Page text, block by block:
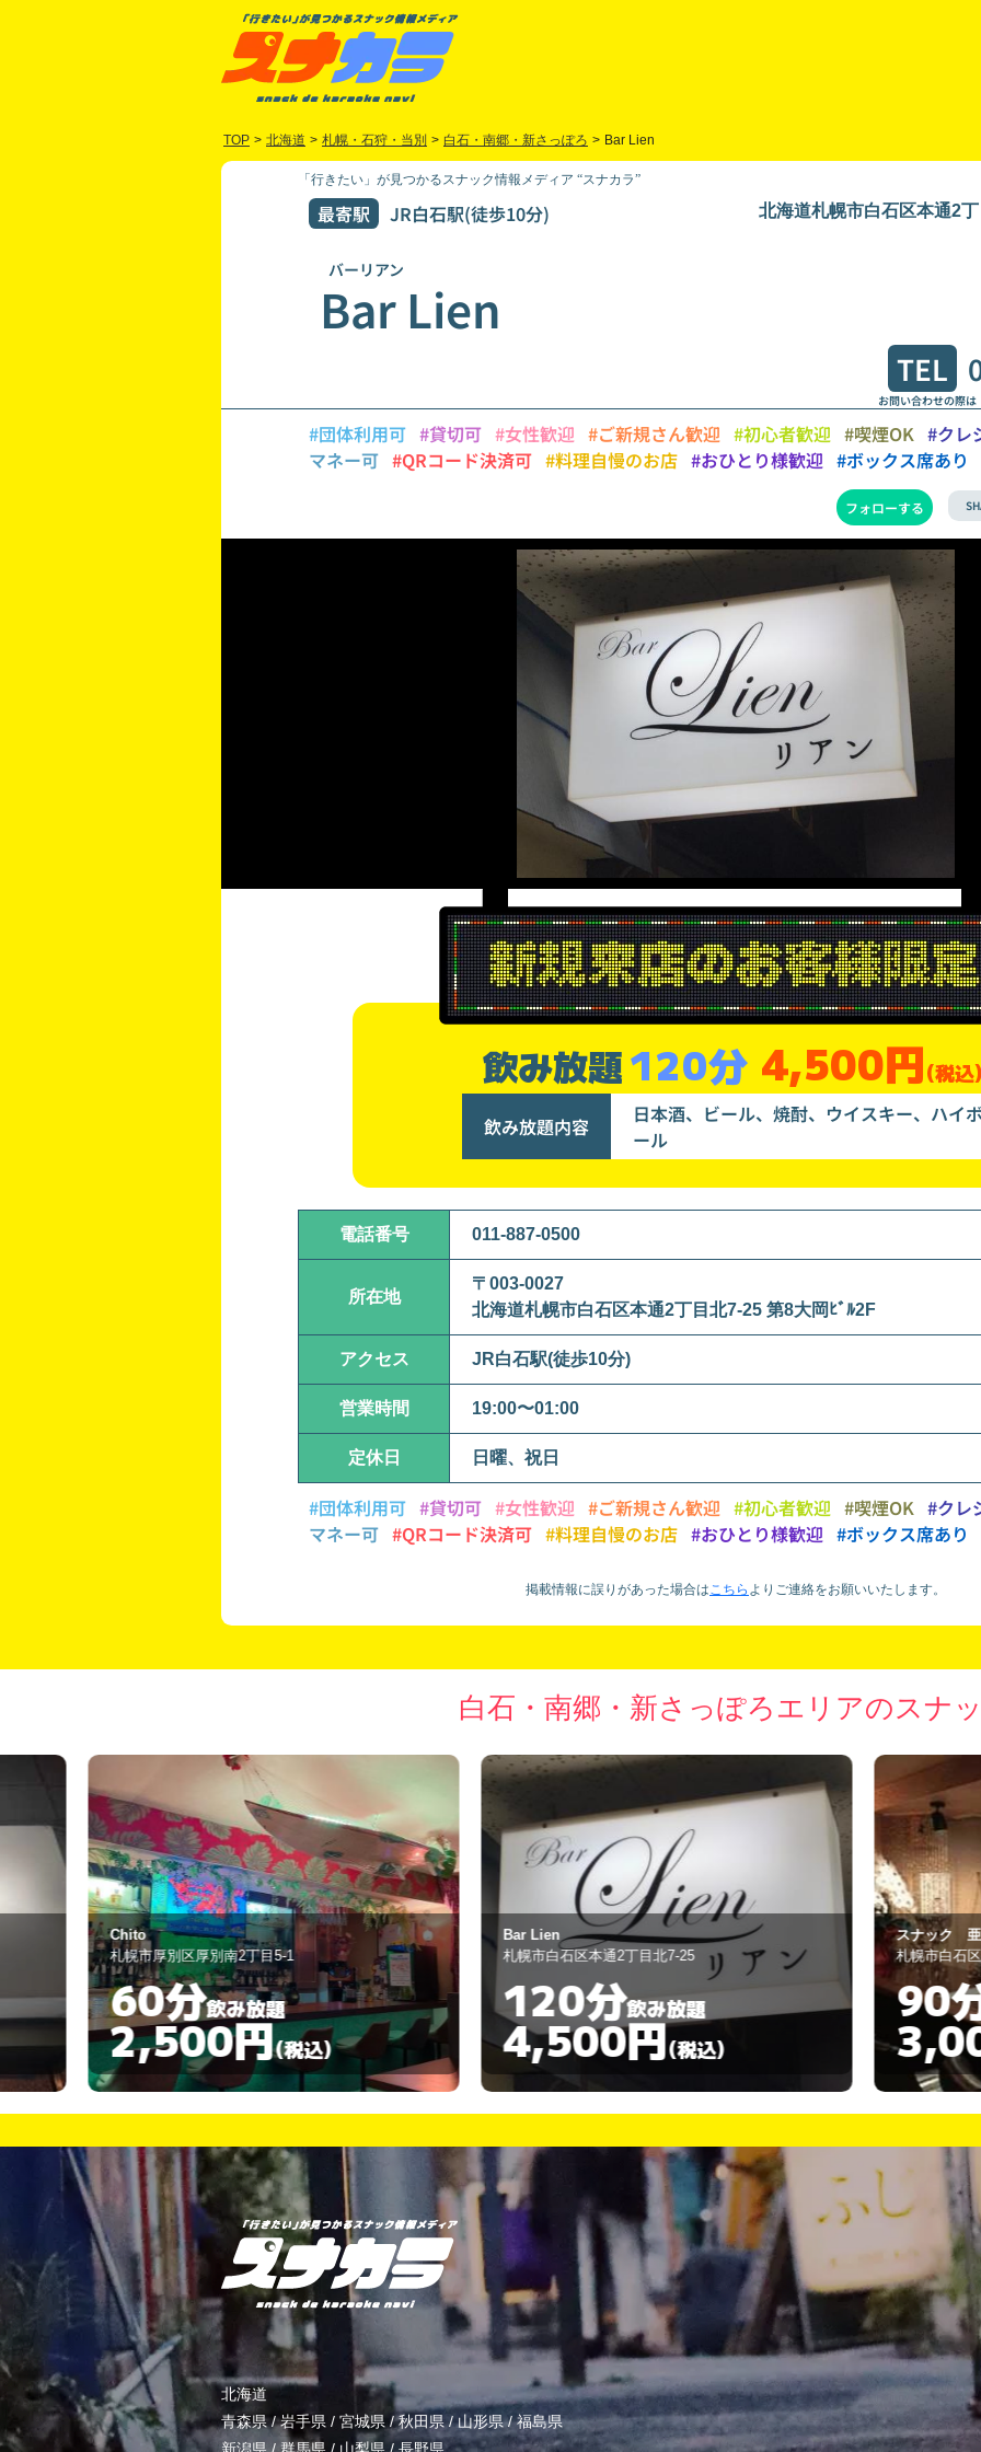
TOP > 北海道 > 札幌・石狩・当別 > 白石・南郷・新さっぽろ > Bar Lien
「行きたい」が見つかるスナック情報メディア “スナカラ”
最寄駅 JR白石駅(徒歩10分) 北海道札幌市白石区本通2
バーリアン
Bar Lien
TEL
お問い合わせの際
#団体利用可 #貸切可 #女性歓迎 #ご新規さん歓迎 #初心者歓迎 #喫煙OK #クレ
マネー可 #QRコード決済可 #料理自慢のお店 #おひとり様歓迎 #ボックス席あり
フォローする
飲み放題120分 4,500円(税込
飲み放題内容
日本酒、ビール、焼酎、ウイスキー、ハイ
ール
電話番号 011-887-0500
所在地
〒003-0027
北海道札幌市白石区本通2丁目北7-25 第8大岡ﾋﾞﾙ2F
アクセス JR白石駅(徒歩10分)
営業時間 19:00〜01:00
定休日 日曜、祝日
#団体利用可 #貸切可 #女性歓迎 #ご新規さん歓迎 #初心者歓迎 #喫煙OK #クレ
マネー可 #QRコード決済可 #料理自慢のお店 #おひとり様歓迎 #ボックス席あり
掲載情報に誤りがあった場合はこちら より ご連絡をお願いいたします。
白石・南郷・新さっぽろエリアのスナ
Bar Lien
札幌市白石区本通2丁目北7-25
120分飲み放題
4,500円(税込)
スナック 亜輝
札幌市白石区栄通19丁目11-49
90分飲み放題
3,000円
北海道
青森県/岩手県 / 宮城県 /秋田県 /山形県/福島県